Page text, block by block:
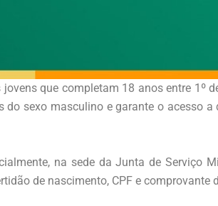
que completam 18 anos entre 1º
sexo masculino e garante o acesso a
na sede da Junta de Serviço
de nascimento, CPF e comprovante